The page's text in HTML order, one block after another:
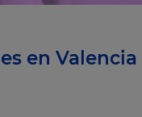
en Valencia